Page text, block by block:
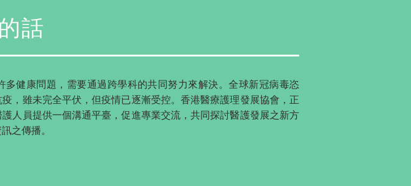
話
多健康問題，需要通過跨學科的共同努力來解決。全球新冠病毒恣
，雖未完全平伏，但疫情已逐漸受控。香港醫療護理發展協會，正
人員提供一個溝通平臺，促進專業交流，共同探討醫護發展之新方
之傳播。